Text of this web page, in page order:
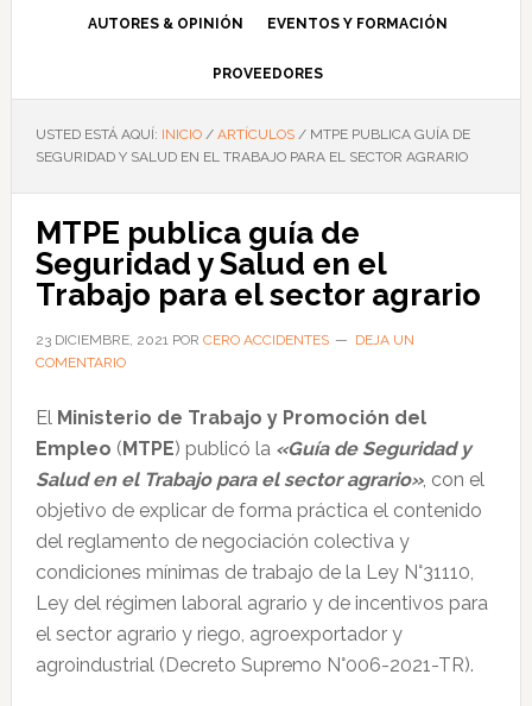
AUTORES & OPINIÓN EVENTOS Y FORMACIÓN
PROVEEDORES
USTED ESTÁ AQUÍ: INICIO / ARTÍCULOS /MTPE PUBLICA GUÍA DE
SEGURIDAD Y SALUD EN EL TRABAJO PARA EL SECTOR AGRARIO
MTPE publica guía de
Seguridad y Salud en el
Trabajo para el sector agrario
23 DICIEMBRE, 2021POR CERO ACCIDENTES
DEJA UN
COMENTARIO
El Ministerio de Trabajo y Promoción del
Empleo (MTPE) publicó la «Guía de Seguridad y
Salud en el Trabajo para el sector agrario», con el
objetivo de explicar de forma práctica el contenido
del reglamento de negociación colectiva y
condiciones mínimas de trabajo de la Ley N°31110,
Ley del régimen laboral agrario y de incentivos para
el sector agrario y riego, agroexportador y
agroindustrial (Decreto Supremo N°006-2021-TR).